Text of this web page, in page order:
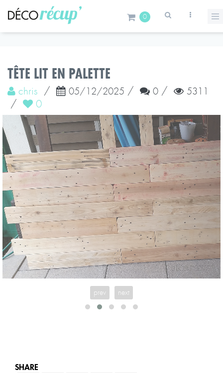
0
TÊTE LIT EN PALETTE
chris / 05/12/2025 / 0 / 5311
/ 0
prev next
SHARE